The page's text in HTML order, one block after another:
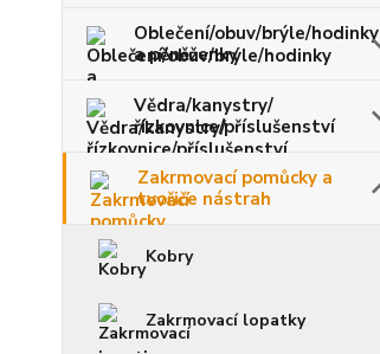
Oblečení/obuv/brýle/hodinky
a pěněženky
Vědra/kanystry/
řízkovnice/příslušenství
Zakrmovací pomůcky a
tvořiče nástrah
Kobry
Zakrmovací lopatky